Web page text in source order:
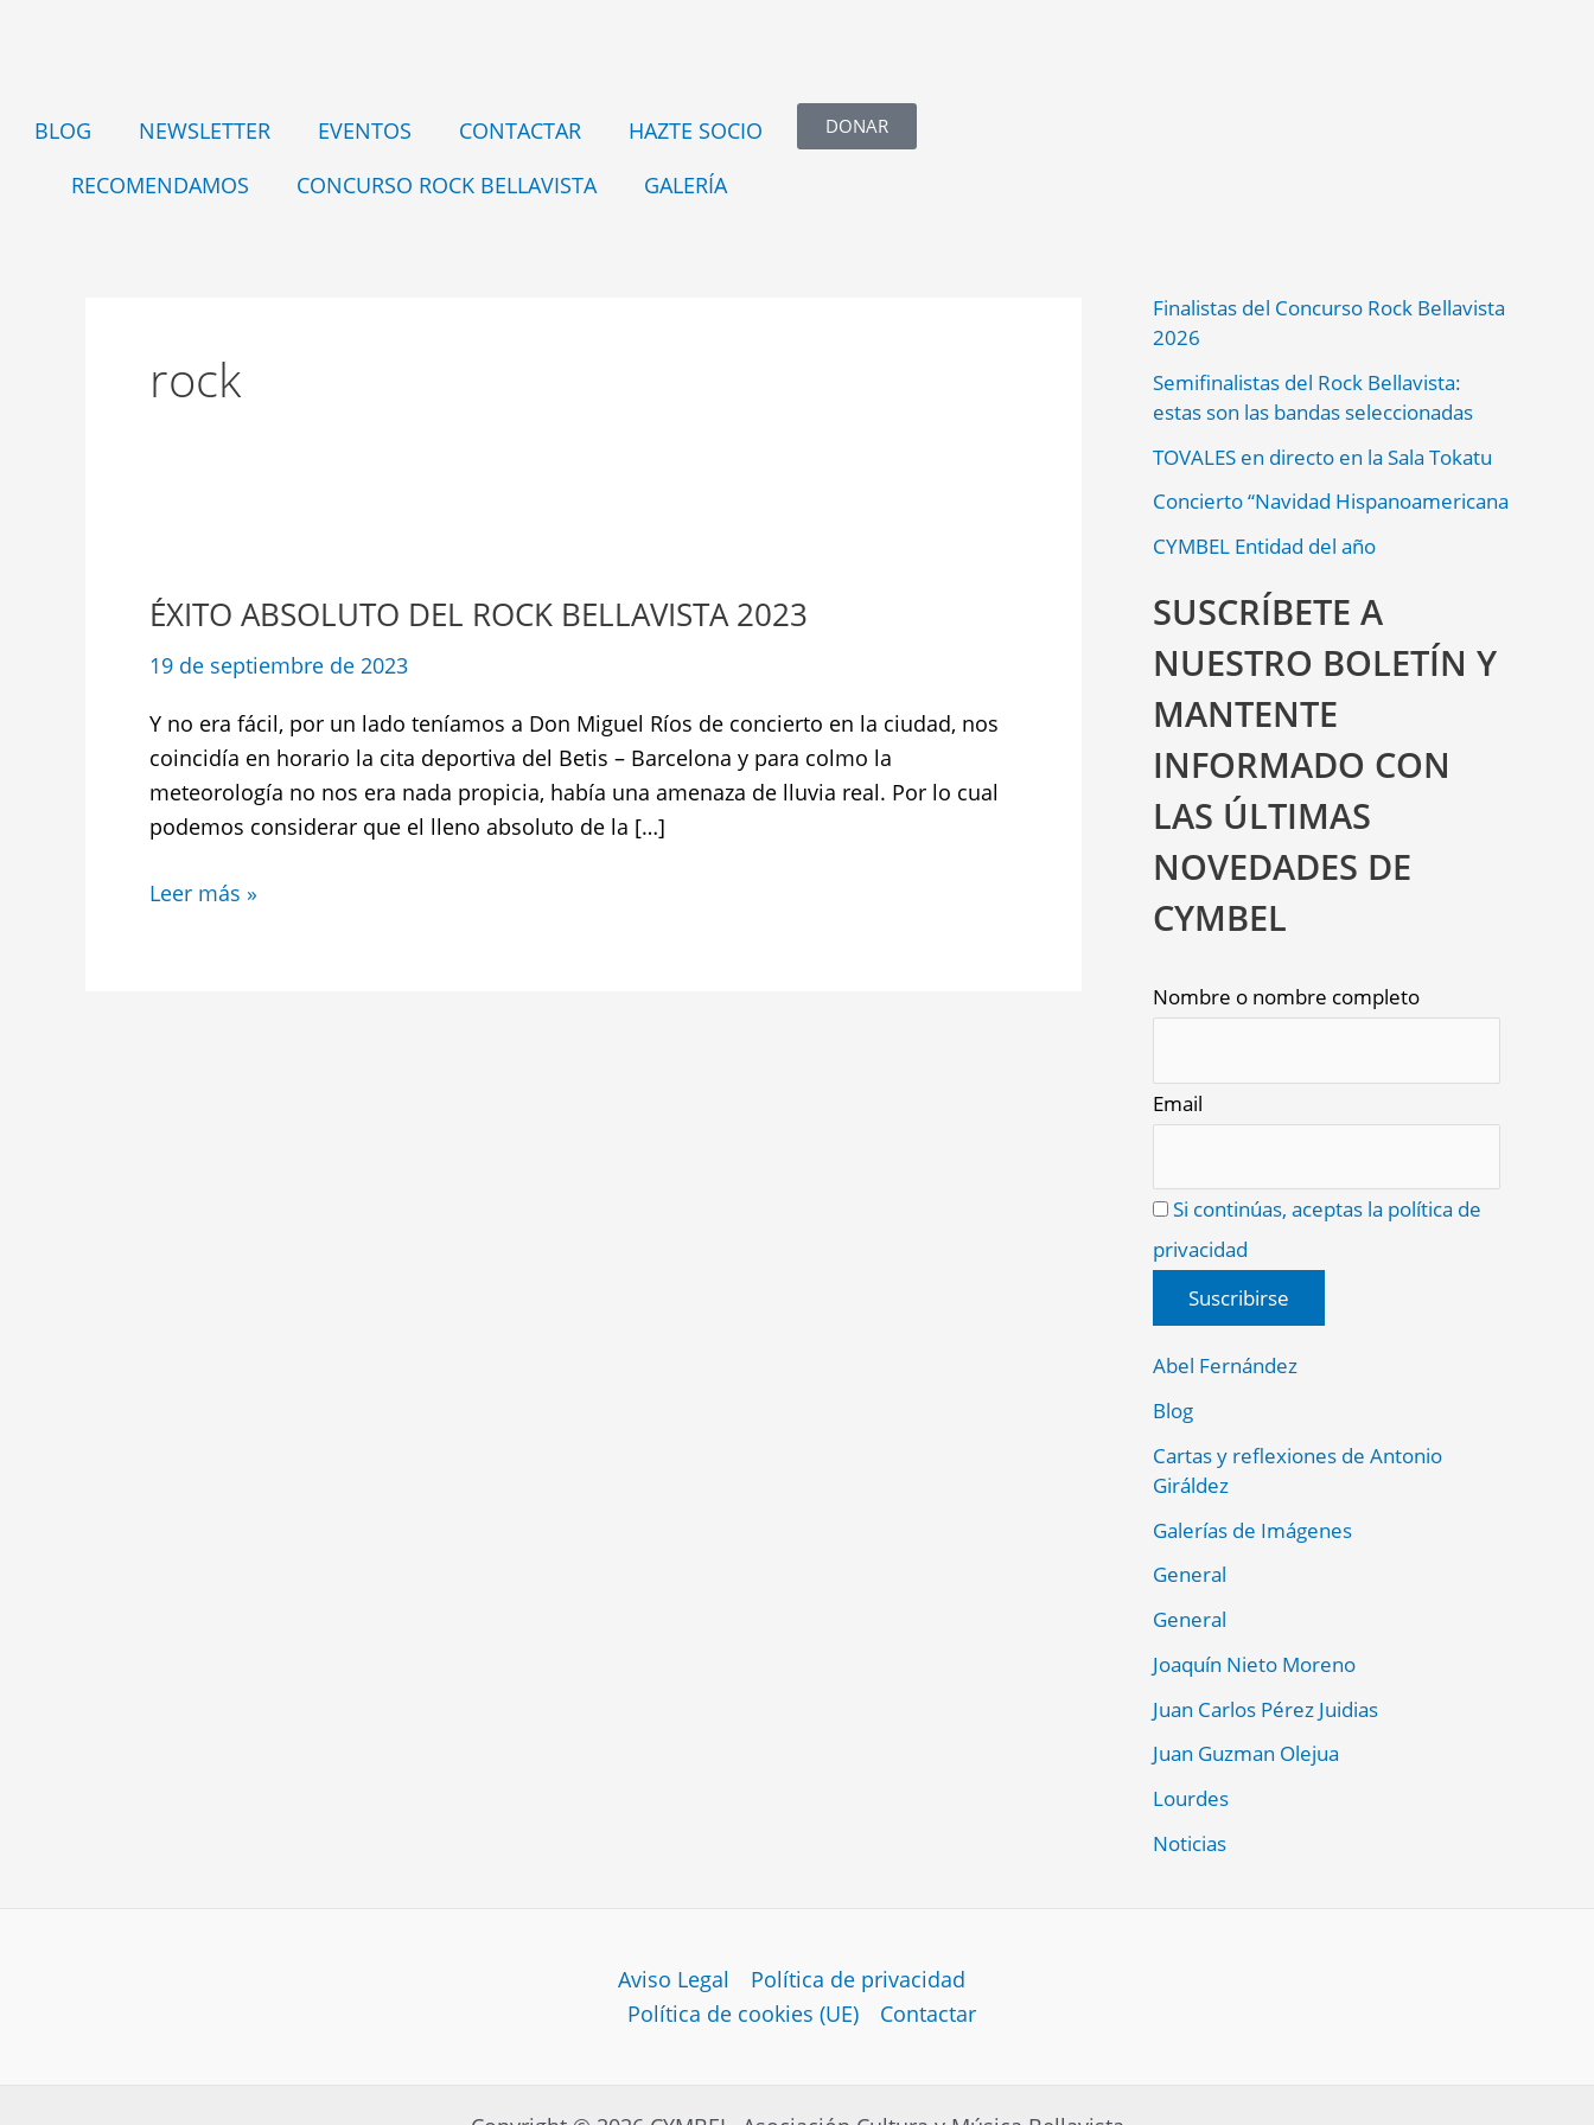
BLOG
NEWSLETTER EVENTOS CONTACTAR
HAZTE SOCIO
RECOMENDAMOS
CONCURSO ROCK BELLAVISTA GALERÍA
DONAR
rock
ÉXITO ABSOLUTO DEL ROCK BELLAVISTA 2023
19 de septiembre de 2023
Y no era fácil, por un lado teníamos a Don Miguel Ríos de concierto en la ciudad, nos
coincidía en horario la cita deportiva del Betis – Barcelona y para colmo la
meteorología no nos era nada propicia, había una amenaza de lluvia real. Por lo cual
podemos considerar que el lleno absoluto de la […]
DEL
BELLAVISTA
2023
Leer más »
Finalistas del Concurso Rock Bellavista
2026
Semifinalistas del Rock Bellavista:
estas son las bandas seleccionadas
TOVALES en directo en la Sala Tokatu
Concierto “Navidad Hispanoamericana
CYMBEL Entidad del año
SUSCRÍBETE A
NUESTRO BOLETÍN Y
MANTENTE
INFORMADO CON
LAS ÚLTIMAS
NOVEDADES DE
CYMBEL
Nombre o nombre completo
Email
Si continúas, aceptas la política de
privacidad
Abel Fernández
Blog
Cartas y reflexiones de Antonio
Giráldez
Galerías de Imágenes
General
General
Joaquín Nieto Moreno
Juan Carlos Pérez Juidias
Juan Guzman Olejua
Lourdes
Noticias
Aviso Legal
Política de privacidad
Política de cookies (UE)
Contactar